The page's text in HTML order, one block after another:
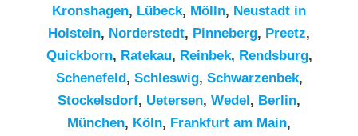
Kronshagen, Lübeck, Mölln, Neustadt in
Holstein, Norderstedt, Pinneberg, Preetz,
Quickborn, Ratekau, Reinbek, Rendsburg,
Schenefeld, Schleswig, Schwarzenbek,
Stockelsdorf, Uetersen, Wedel, Berlin,
München, Köln, Frankfurt am Main,